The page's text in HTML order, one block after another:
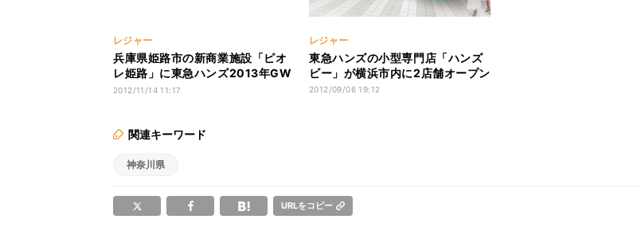
レジャー
兵庫県姫路市の新商業施設「ピオ
レ姫路」に東急ハンズ2013年GW
オープン
2012/11/14 11:17
レジャー
東急ハンズの小型専門店「ハンズ
ビー」が横浜市内に2店舗オープン
2012/09/06 19:12
関連キーワード
神奈川県
URLをコピー